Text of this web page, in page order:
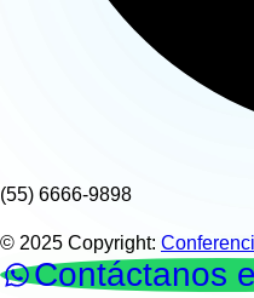
(55) 6666-9898
© 2025 Copyright:
Contáctanos